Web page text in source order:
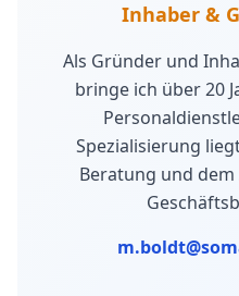
Inhaber &
Als Gründer und
bringe ich über 20
Spezialisierung
Beratung und